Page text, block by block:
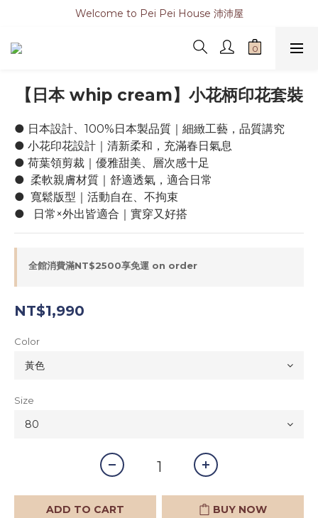
Welcome to Pei Pei House 沛沛屋
【日本 whip cream】小花柄印花套裝
● 日本設計、100%日本製品質｜細緻工藝，品質講究
● 小花印花設計｜清新柔和，充滿春日氣息
● 荷葉領剪裁｜優雅甜美、層次感十足
●  柔軟親膚材質｜舒適透氣，適合日常
●  寬鬆版型｜活動自在、不拘束
●   日常×外出皆適合｜實穿又好搭
全館消費滿NT$2500享免運 on order
NT$1,990
Color
Size
ADD TO CART BUY NOW